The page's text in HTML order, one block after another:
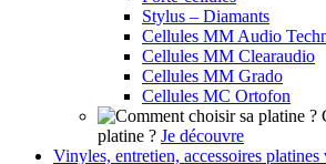
Stylus – Diamants
Cellules MM Audio
Cellules MM Clearaudio
Cellules MM Grado
Cellules MC Ortofon
platine ? Je découvre
Vinyles, entretien, accessoires platines